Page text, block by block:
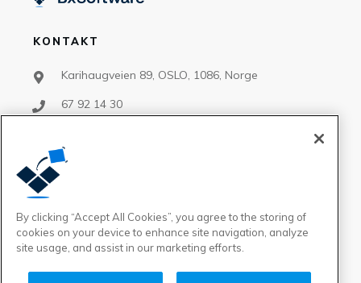
KONTAKT
Karihaugveien 89, OSLO, 1086, Norge
67 92 14 30
salg@bxsoftware.no
FØLG OSS
By clicking “Accept All Cookies”, you agree to the storing of
cookies on your device to enhance site navigation, analyze
site usage, and assist in our marketing efforts.